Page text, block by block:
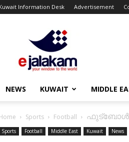
Information Desk Advertisement
ejalakam
NEWS KUWAIT MIDDLE
Sports Football ഫുട്ബോൾ
Sports Football Middle East Kuwait News